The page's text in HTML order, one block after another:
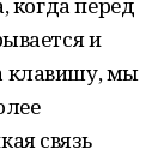
и
клавишу, мы
связь